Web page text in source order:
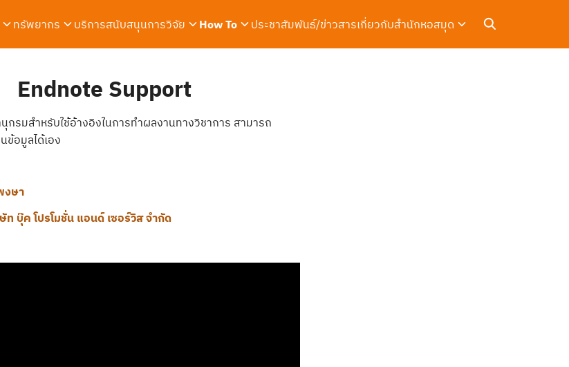
ทรัพยากร บริการสนับสนุนการวิจัย How To ประชาสัมพันธ์/ข่าวสารเกี่ยวกับสำนักหอสมุด
Endnote Support
รมสำหรับใช้อ้างอิงในการทำผลงานทางวิชาการ สามารถ
ข้อมูลได้เอง
งษา
ท บุ๊ค โปรโมชั่น แอนด์ เซอร์วิส จำกัด